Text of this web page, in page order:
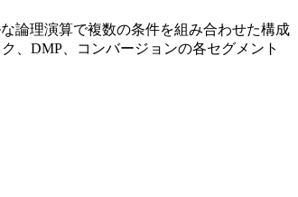
論理演算で複数の条件を組み合わせた構成
、DMP、コンバージョンの各セグメント